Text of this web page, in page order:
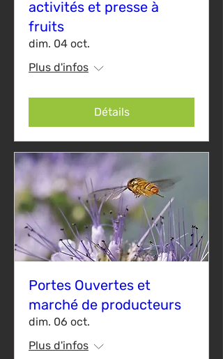
activités et presse à
fruits
dim. 04 oct.
Plus d'infos
Détails
Portes Ouvertes et
marché de producteurs
dim. 06 oct.
Plus d'infos